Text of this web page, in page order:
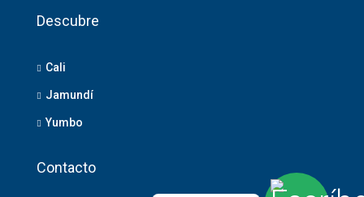
Descubre
Cali
Jamundí
Yumbo
Contacto